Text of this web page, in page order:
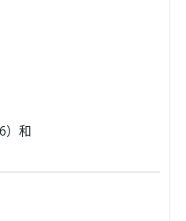
）和